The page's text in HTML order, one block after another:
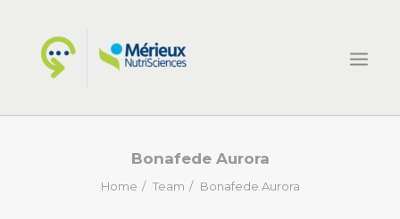
Bonafede Aurora
Home Team Bonafede Aurora